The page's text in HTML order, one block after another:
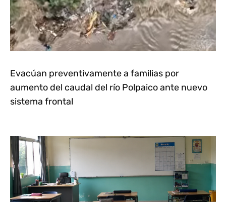
Evacúan preventivamente a familias por
aumento del caudal del río Polpaico ante nuevo
sistema frontal